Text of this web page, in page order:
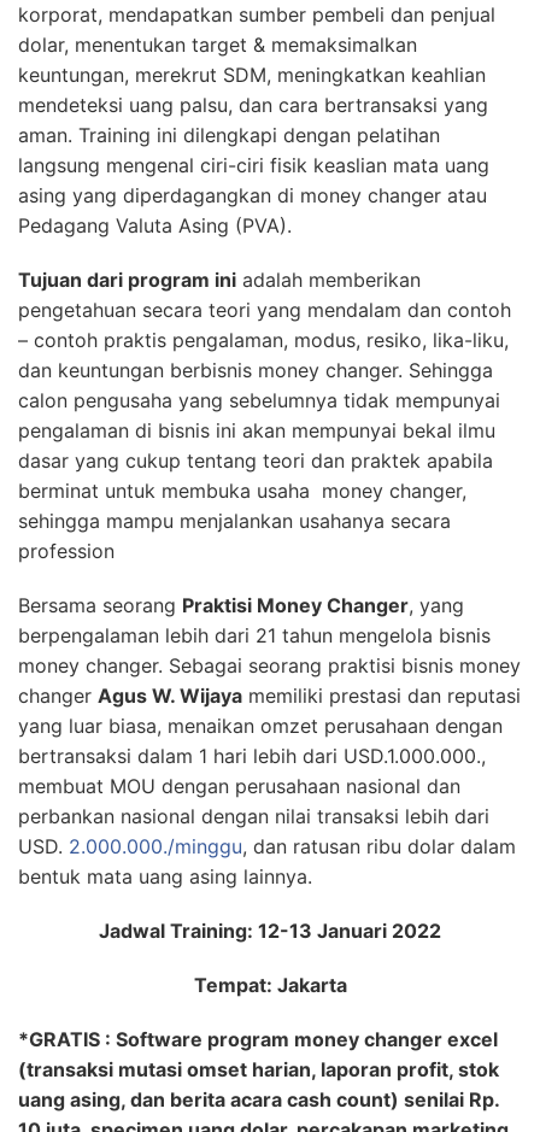
korporat, mendapatkan sumber pembeli dan penjual
dolar, menentukan target & memaksimalkan
keuntungan, merekrut SDM, meningkatkan keahlian
mendeteksi uang palsu, dan cara bertransaksi yang
aman. Training ini dilengkapi dengan pelatihan
langsung mengenal ciri-ciri fisik keaslian mata uang
asing yang diperdagangkan di money changer atau
Pedagang Valuta Asing (PVA).
Tujuan dari program ini adalah memberikan
pengetahuan secara teori yang mendalam dan contoh
– contoh praktis pengalaman, modus, resiko, lika-liku,
dan keuntungan berbisnis money changer. Sehingga
calon pengusaha yang sebelumnya tidak mempunyai
pengalaman di bisnis ini akan mempunyai bekal ilmu
dasar yang cukup tentang teori dan praktek apabila
berminat untuk membuka usaha money changer,
sehingga mampu menjalankan usahanya secara
profession
Bersama seorang Praktisi Money Changer, yang
berpengalaman lebih dari 21 tahun mengelola bisnis
money changer. Sebagai seorang praktisi bisnis money
changer Agus W. Wijaya memiliki prestasi dan reputasi
yang luar biasa, menaikan omzet perusahaan dengan
bertransaksi dalam 1 hari lebih dari USD.1.000.000.,
membuat MOU dengan perusahaan nasional dan
perbankan nasional dengan nilai transaksi lebih dari
USD. 2.000.000./minggu, dan ratusan ribu dolar dalam
bentuk mata uang asing lainnya.
Jadwal Training: 12-13 Januari 2022
Tempat: Jakarta
*GRATIS : Software program money changer excel
(transaksi mutasi omset harian, laporan profit, stok
uang asing, dan berita acara cash count) senilai Rp.